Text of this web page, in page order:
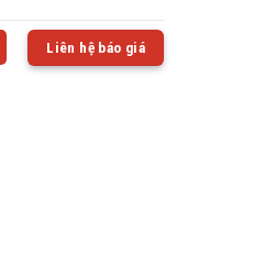
Liên hệ báo giá